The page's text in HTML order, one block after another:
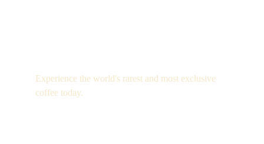
Experience the world's rarest and most exclusive
coffee today.